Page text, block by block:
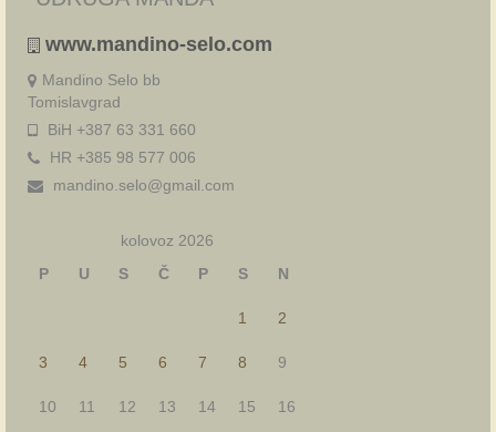
www.mandino-selo.com
Mandino Selo bb
Tomislavgrad
BiH +387 63 331 660
HR +385 98 577 006
mandino.selo@gmail.com
kolovoz 2026
P
U S Č P S N
1 2
3 4 5 6 7 8 9
10 11 12 13 14 15 16